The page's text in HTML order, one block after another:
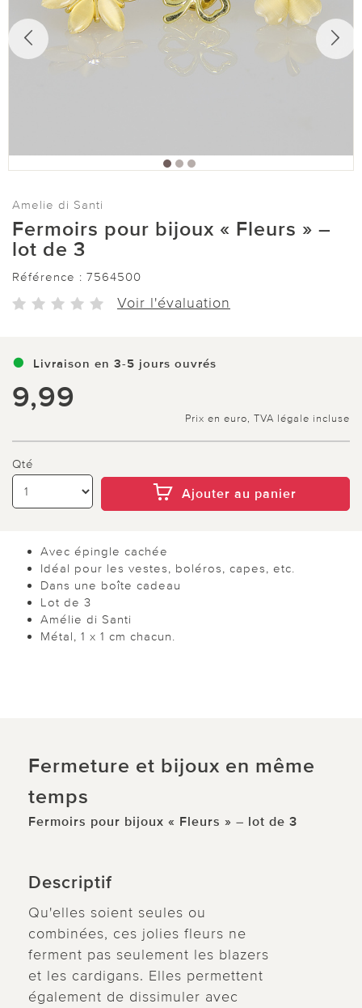
Amelie di Santi
Fermoirs pour bijoux « Fleurs » –
lot de 3
Référence : 7564500
Voir l'évaluation
Livraison en 3-5 jours ouvrés
9,99
Prix en euro, TVA légale incluse
Qté
Ajouter au panier
Avec épingle cachée
Idéal pour les vestes, boléros, capes, etc.
Dans une boîte cadeau
Lot de 3
Amélie di Santi
Métal, 1 x 1 cm chacun.
Fermeture et bijoux en même
temps
Fermoirs pour bijoux « Fleurs » – lot de 3
Descriptif
Qu'elles soient seules ou
combinées, ces jolies fleurs ne
ferment pas seulement les blazers
et les cardigans. Elles permettent
également de dissimuler avec